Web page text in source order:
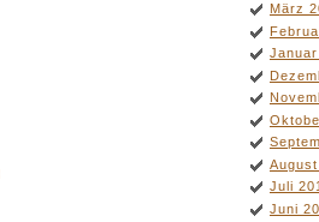
März
Januar
Juli
Juni